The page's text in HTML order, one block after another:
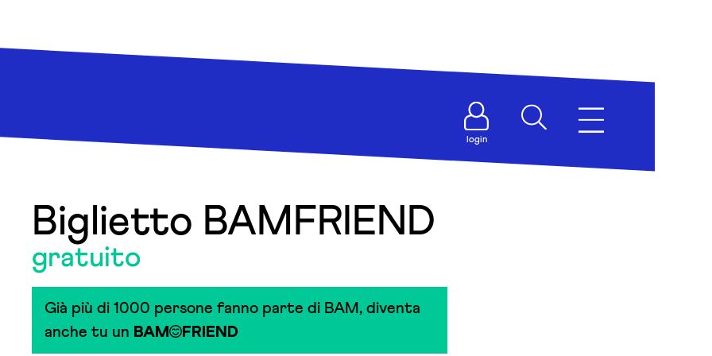
login
Biglietto BAMFRIEND
gratuito
Già più di 1000 persone fanno parte di BAM, diventa
anche tu un BAM FRIEND